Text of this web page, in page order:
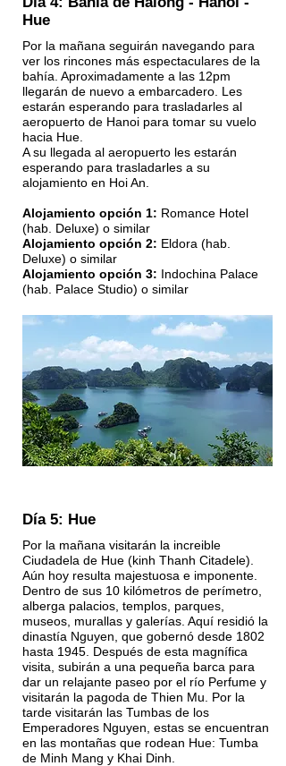
Hue
Por la mañana seguirán navegando para
ver los rincones más espectaculares de la
bahía. Aproximadamente a las 12pm
llegarán de nuevo a embarcadero. Les
estarán esperando para trasladarles al
aeropuerto de Hanoi para tomar su vuelo
hacia Hue.
A su llegada al aeropuerto les estarán
esperando para trasladarles a su
alojamiento en Hoi An.
Alojamiento opción 1: Romance Hotel
(hab. Deluxe) o similar
Alojamiento opción 2: Eldora (hab.
Deluxe) o similar
Alojamiento opción 3: Indochina Palace
(hab. Palace Studio) o similar
Día 5: Hue
Por la mañana visitarán la increible
Ciudadela de Hue (kinh Thanh Citadele).
Aún hoy resulta majestuosa e imponente.
Dentro de sus 10 kilómetros de perímetro,
alberga palacios, templos, parques,
museos, murallas y galerías. Aquí residió la
dinastía Nguyen, que gobernó desde 1802
hasta 1945. Después de esta magnífica
visita, subirán a una pequeña barca para
dar un relajante paseo por el río Perfume y
visitarán la pagoda de Thien Mu. Por la
tarde visitarán las Tumbas de los
Emperadores Nguyen, estas se encuentran
en las montañas que rodean Hue: Tumba
de Minh Mang y Khai Dinh.